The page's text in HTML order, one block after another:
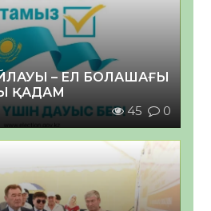
– ЕЛ БОЛАШАҒЫ
ҚАДАМ
45 0